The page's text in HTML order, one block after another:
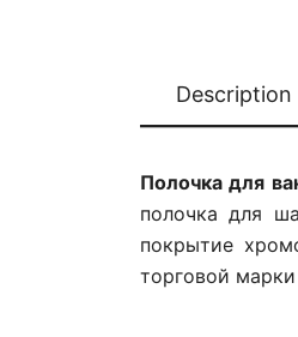
Description
Полочка для
полочка для
покрытие
торговой